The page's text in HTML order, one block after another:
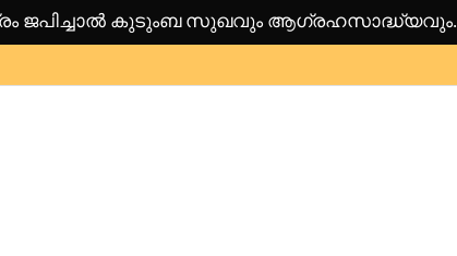
ജപിച്ചാൽ കുടുംബ സുഖവും ആഗ്രഹസാദ്ധ്യവും.